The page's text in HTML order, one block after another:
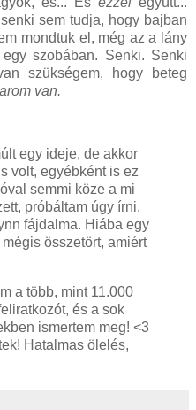
sem tudja, hogy bajban
mondtuk el, még az a lány
szobában. Senki. Senki
szükségem, hogy beteg
van.
egy ideje, de akkor
volt, egyébként is ez
semmi köze a mi
próbáltam úgy írni,
fájdalma. Hiába egy
összetört, amiért
a több, mint 11.000
és a sok
ismertem meg! <3
Hatalmas ölelés,